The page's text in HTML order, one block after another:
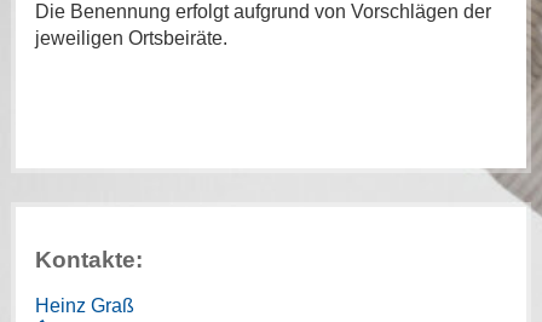
Die Benennung erfolgt aufgrund von Vorschlägen der
jeweiligen Ortsbeiräte.
Kontakte:
Heinz Graß